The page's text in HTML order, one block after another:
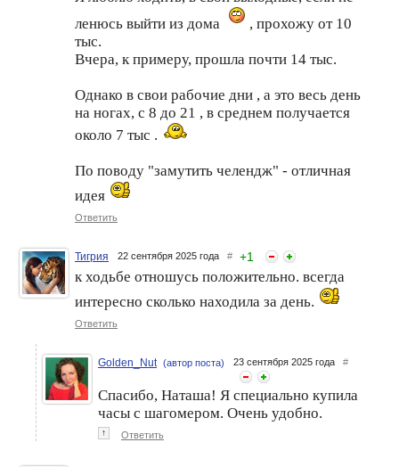
ленюсь выйти из дома
, прохожу от 10
тыс.
Вчера, к примеру, прошла почти 14 тыс.
Однако в свои рабочие дни , а это весь день
на ногах, с 8 до 21 , в среднем получается
около 7 тыс .
По поводу "замутить челендж" - отличная
идея
Ответить
Тигрия 22 сентября 2025 года # +1
к ходьбе отношусь положительно. всегда
интересно сколько находила за день.
Ответить
Golden_Nut (автор поста) 23 сентября 2025 года #
Спасибо, Наташа! Я специально купила
часы с шагомером. Очень удобно.
↑ Ответить